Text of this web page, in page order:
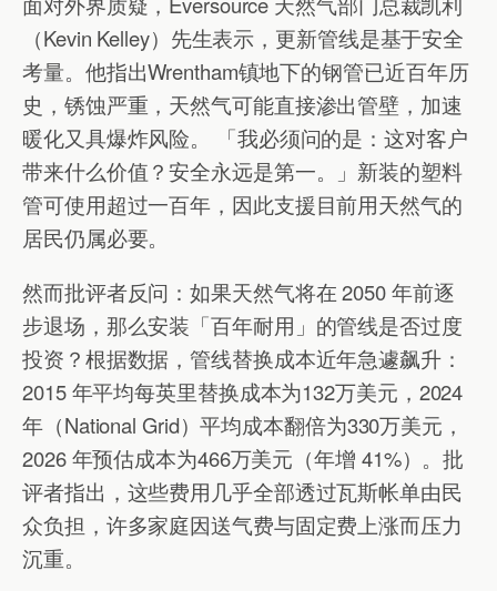
（Kevin Kelley）先生表示，更新管线是基于安全
考量。他指出Wrentham镇地下的钢管已近百年历
史，锈蚀严重，天然气可能直接渗出管壁，加速
暖化又具爆炸风险。 「我必须问的是：这对客户
带来什么价值？安全永远是第一。」新装的塑料
管可使用超过一百年，因此支援目前用天然气的
居民仍属必要。
然而批评者反问：如果天然气将在 2050 年前逐
步退场，那么安装「百年耐用」的管线是否过度
投资？根据数据，管线替换成本近年急遽飙升：
2015 年平均每英里替换成本为132万美元，2024
年（National Grid）平均成本翻倍为330万美元，
2026 年预估成本为466万美元（年增 41%）。批
评者指出，这些费用几乎全部透过瓦斯帐单由民
众负担，许多家庭因送气费与固定费上涨而压力
沉重。